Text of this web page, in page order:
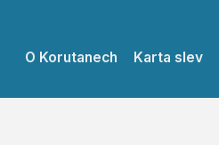
O Korutanech Karta slev